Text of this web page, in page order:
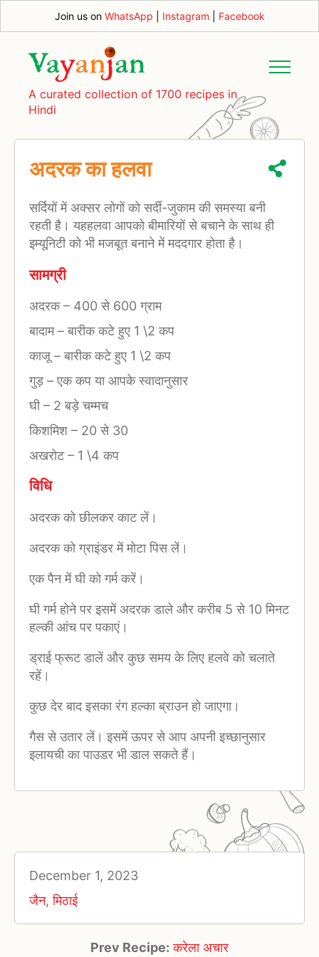
Join us on WhatsApp Instagram Facebook
A curated collection of 1700 recipes in
Hindi
अदरक का हलवा
सर्दियों में अक्सर लोगों को सर्दी-जुकाम की समस्या बनी
रहती है। यहहलवा आपको बीमारियों से बचाने के साथ ही
इम्यूनिटी को भी मजबूत बनाने में मददगार होता है।
सामग्री
अदरक– 400 से 600 ग्राम
बादाम–बारीक कटे हुए 1 \2 कप
काजू –बारीक कटे हुए 1 \2 कप
गुड़–एक कप या आपके स्वादानुसार
घी– 2 बड़े चम्मच
किशमिश – 20 से 30
अखरोट– 1 \4 कप
विधि
अदरक को छीलकर काट लें।
अदरक को ग्राइंडर में मोटा पिस लें।
एक पैन में घी को गर्म करें।
घी गर्म होने पर इसमें अदरक डाले और करीब 5 से 10 मिनट
हल्की आंच पर पकाएं।
ड्राई फ्रूट डालें और कुछ समय के लिए हलवे को चलाते
रहें।
कुछ देर बाद इसका रंग हल्का ब्राउन हो जाएगा।
गैस से उतार लें। इसमें ऊपर से आप अपनी इच्छानुसार
इलायची का पाउडर भी डाल सकते हैं।
December 1, 2023
जैन,मिठाई
Prev Recipe: करेला अचार